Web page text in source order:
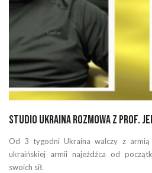
Studio Ukraina rozmowa z prof.
Od 3 tygodni Ukraina walczy z armią
ukraińskiej armii najeźdźca od
swoich sił.